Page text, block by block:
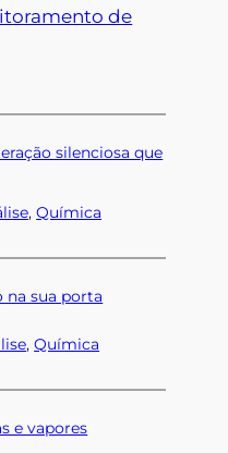
de
silenciosa que
, Química
na sua porta
, Química
e vapores